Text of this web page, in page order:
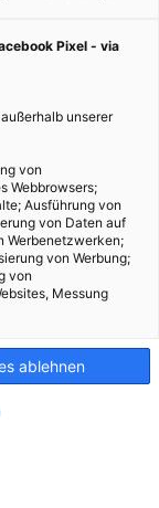
Pixel - via
unserer
von
Webbrowsers;
Ausführung von
von Daten auf
Werbenetzwerken;
von Werbung;
von
Messung
ablehnen